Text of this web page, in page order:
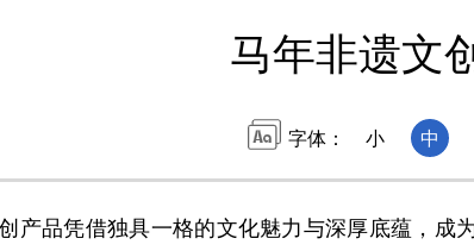
马年非遗文
字体： 小 中
品凭借独具一格的文化魅力与深厚底蕴，成为